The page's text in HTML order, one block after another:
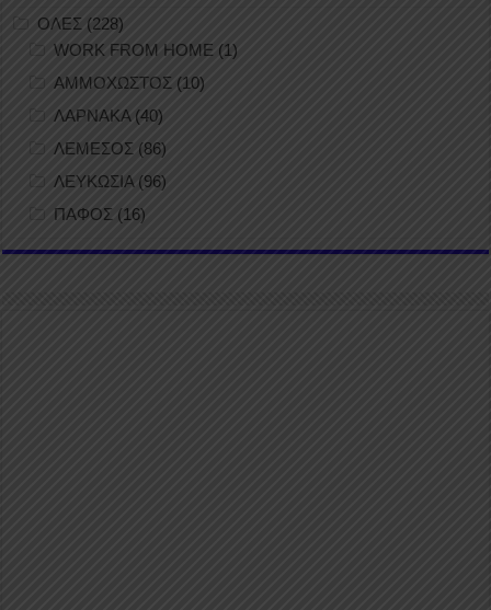
ΟΛΕΣ (228)
WORK FROM HOME (1)
ΑΜΜΟΧΩΣΤΟΣ (10)
ΛΑΡΝΑΚΑ(40)
ΛΕΜΕΣΟΣ (86)
ΛΕΥΚΩΣΙΑ (96)
ΠΑΦΟΣ (16)